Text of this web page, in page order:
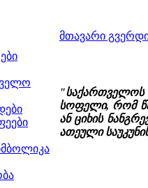
მთავარი
"საქართველოს
სოფელი, რომ
ან ციხის
ათეული